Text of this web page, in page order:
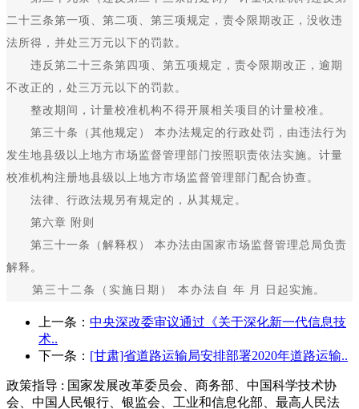
二十三条第一项、第二项、第三项规定，责令限期改正，没收违
法所得，并处三万元以下的罚款。
违反第二十三条第四项、第五项规定，责令限期改正，逾期
不改正的，处三万元以下的罚款。
整改期间，计量校准机构不得开展相关项目的计量校准。
第三十条（其他规定） 本办法规定的行政处罚，由违法行为
发生地县级以上地方市场监督管理部门按照职责依法实施。计量
校准机构注册地县级以上地方市场监督管理部门配合协查。
法律、行政法规另有规定的，从其规定。
第六章 附则
第三十一条（解释权） 本办法由国家市场监督管理总局负责
解释。
第三十二条（实施日期） 本办法自 年 月 日起实施。
上一条： 中央深改委审议通过《关于深化新一代信息技
术..
下一条： [甘肃]省道路运输局安排部署2020年道路运输..
政策指导 : 国家发展改革委员会、商务部、中国科学技术协
会、中国人民银行、银监会、工业和信息化部、最高人民法